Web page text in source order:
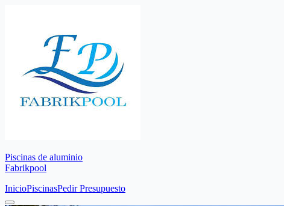
Piscinas de aluminio
Fabrikpool
InicioPiscinasPedir Presupuesto